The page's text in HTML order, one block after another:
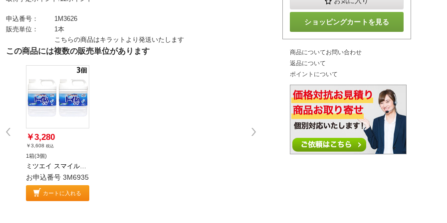
申込番号：
1M3626
販売単位：
1本
こちらの商品はキラットより発送いたします
この商品には複数の販売単位があります
￥3,280
￥3,608 税込
1箱(3個)
ミツエイ スマイルチョイス トイレ用洗剤 4L×3個
お申込番号 3M6935
カートに入れる
ショッピングカートを見る
商品についてお問い合わせ
返品について
ポイントについて